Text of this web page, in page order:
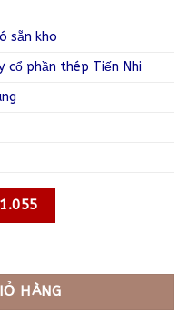
sẵn kho
cổ phần thép Tiến Nhi
HÀNG